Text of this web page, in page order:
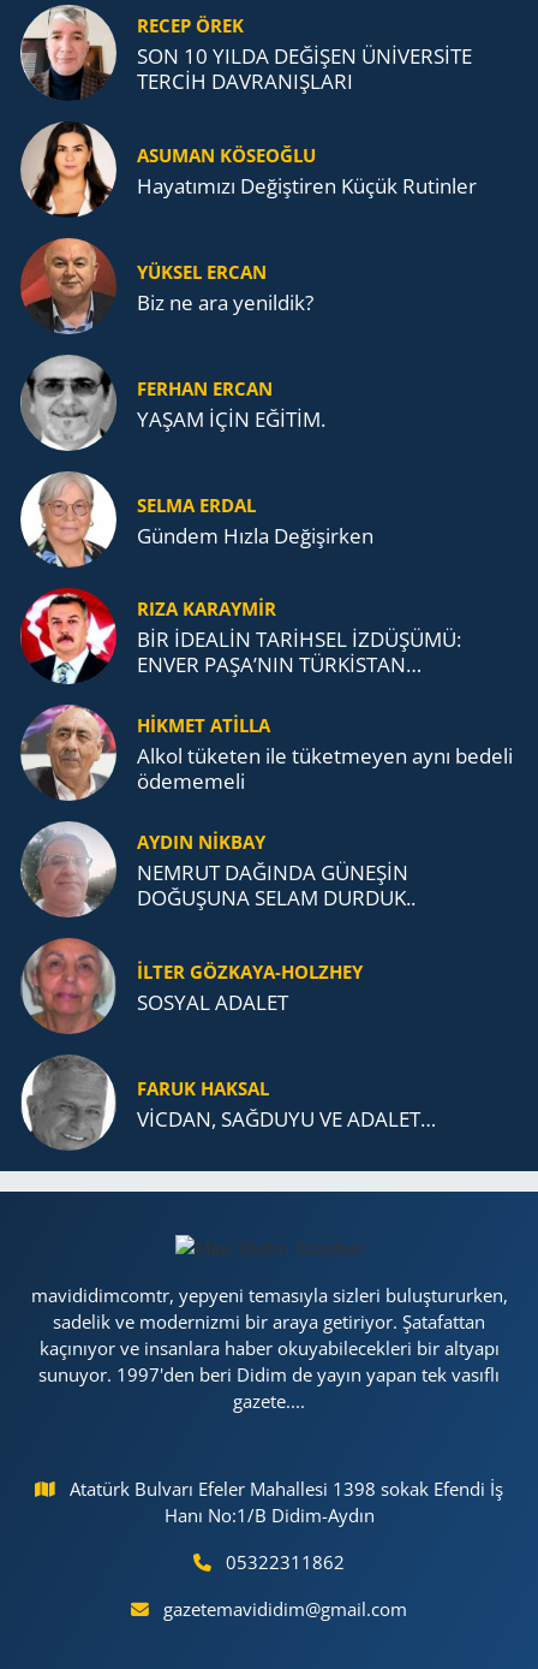
RECEP ÖREK
SON 10 YILDA DEĞİŞEN ÜNİVERSİTE
TERCİH DAVRANIŞLARI
ASUMAN KÖSEOĞLU
Ha­ya­tı­mı­zı De­ğiş­ti­ren Küçük Ru­tin­ler
YÜKSEL ERCAN
Biz ne ara yenildik?
FERHAN ERCAN
YAŞAM İÇİN EĞİTİM.
SELMA ERDAL
Gündem Hızla Değişirken
RIZA KARAYMIR
BİR İDEALİN TARİHSEL İZDÜŞÜMÜ:
ENVER PAŞA’NIN TÜRKİSTAN
TEŞKİLATI’NA UZANAN MİRASI
HİKMET ATİLLA
Alkol tü­ke­ten ile tü­ket­me­yen aynı be­de­li
öde­me­me­li
AYDIN NİKBAY
NEMRUT DAĞINDA GÜNEŞİN
DOĞUŞUNA SELAM DURDUK..
İLTER GÖZKAYA-HOLZHEY
SOSYAL ADALET
FARUK HAKSAL
VİCDAN, SAĞ­DU­YU VE ADA­LET…
mavididimcomtr, yepyeni temasıyla sizleri buluştururken,
sadelik ve modernizmi bir araya getiriyor. Şatafattan
kaçınıyor ve insanlara haber okuyabilecekleri bir altyapı
sunuyor. 1997'den beri Didim de yayın yapan tek vasıflı
gazete....
Atatürk Bulvarı Efeler Mahallesi 1398 sokak Efendi İş
Hanı No:1/B Didim-Aydın
05322311862
gazetemavididim@gmail.com